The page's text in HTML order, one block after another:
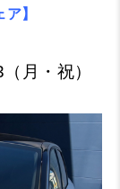
】
月・祝）